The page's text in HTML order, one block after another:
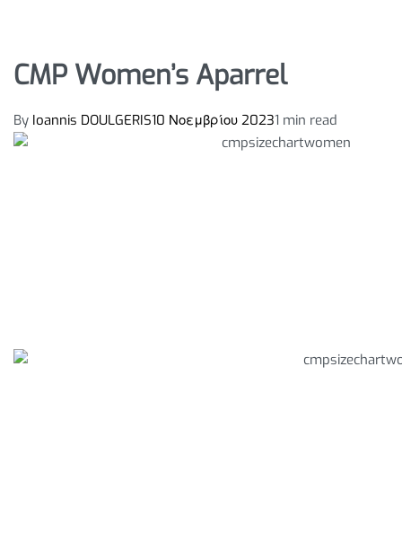
CMP Women’s Aparrel
By Ioannis DOULGERIS10 Νοεμβρίου 20231 min read